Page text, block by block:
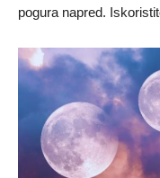
pogura napred.